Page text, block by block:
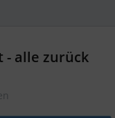
- alle zurück